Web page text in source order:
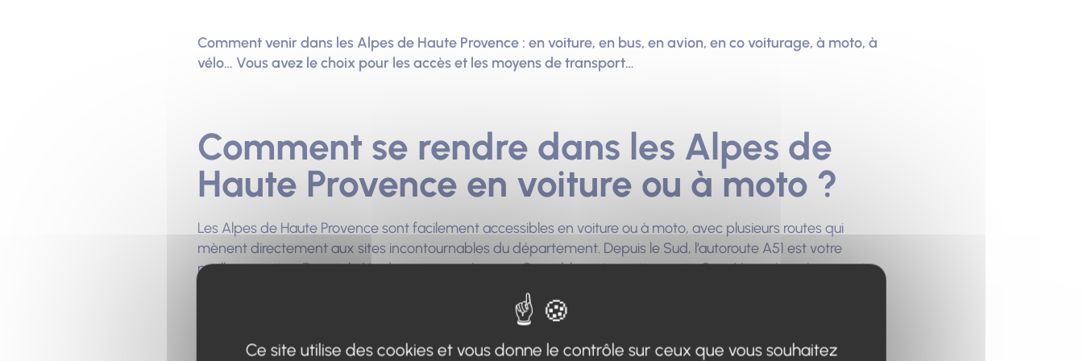
Comment venir dans les Alpes de Haute Provence : en voiture, en bus, en avion, en co voiturage, à moto, à
vélo… Vous avez le choix pour les accès et les moyens de transport…
Comment se rendre dans les Alpes de
Haute Provence en voiture ou à moto ?
Les Alpes de Haute Provence sont facilement accessibles en voiture ou à moto, avec plusieurs routes qui
mènent directement aux sites incontournables du département. Depuis le Sud, l’autoroute A51 est votre
meilleure option. Depuis le Nord, passez par Lyon ou Grenoble, puis continuez via Gap. Vous récupérez aussi
l’autoroute A51. Des itinéraires pittoresques, comme la Route Napoléon, relient également les principales villes
Ce site utilise des cookies et vous donne le contrôle sur ceux que vous souhaitez